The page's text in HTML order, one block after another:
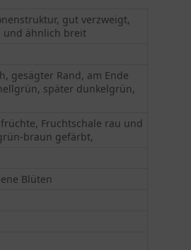
gut verzweigt,
und ähnlich breit
gesägter Rand, am Ende
später dunkelgrün,
Fruchtschale rau und
braun gefärbt,
Blüten